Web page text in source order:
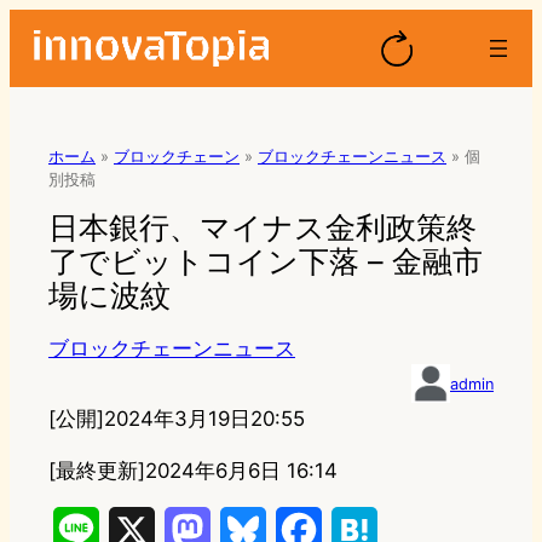
ホーム » ブロックチェーン » ブロックチェーンニュース » 個
別投稿
日本銀行、マイナス金利政策終
了でビットコイン下落 – 金融市
場に波紋
ブロックチェーンニュース
admin
[公開]2024年3月19日20:55
[最終更新]2024年6月6日 16:14